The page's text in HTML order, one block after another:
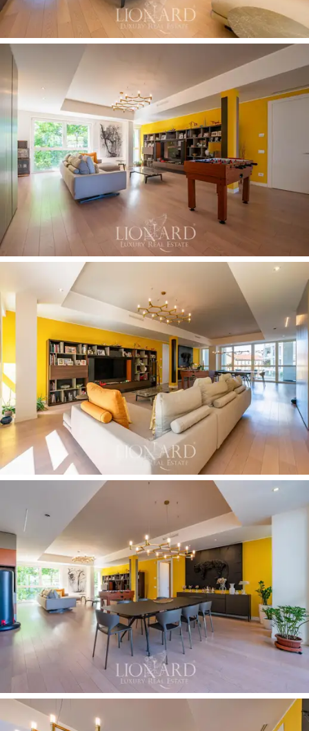
這間待售公寓位於五樓，可搭乘電梯抵達，室內
面積 280 平方米
，擁有絕佳的雙平行景觀，大而
美麗的窗戶讓自然光線充足，同時可欣賞到住宅
區周圍的綠地全景。寬敞的起居區
包括一個寬
敞、舒適且實用的開放空間，一側是帶沙發、書
櫃和電視角落的起居室，另一側是帶大桌子的 用
餐區，可直接俯瞰沿著公寓內部輪廓延伸的
30 平
方米外部涼廊。獨立的超現代廚房設備齊全，並
配有中央中島。私密舒適的睡眠區沿著優雅的走
廊佈置，走廊寬敞，內設精緻寬敞的衣櫃，與走
廊完美融合。目前有三間臥室和三間浴室 ，可以
按照原始設計修復第四間臥室和浴室，目前用作
書房和洗衣房。
露台是這棟房屋的一大亮點，它沿著公寓內部延
伸，可以欣賞到精心維護的幾何公共花園的寧靜
景色。這是一個小巧而私密的戶外綠洲，配備齊
全的休閒區、休息區、躺椅和早餐角，即使在城
市中，也能享受戶外的幸福與歡樂時光。
該房產還包括一個方便的地下室和一個大型私人
車庫，可容納兩輛汽車和一輛摩托車，對於那些
希望生活在義大利最迷人的城市之一，享受現代
和環保住宅的所有舒適設施的人來說，這是一個
獨特的 房地產機會